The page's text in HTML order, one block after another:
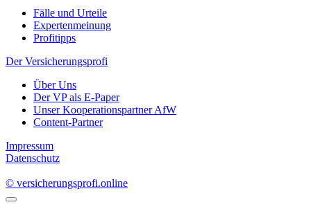
Fälle und Urteile
Expertenmeinung
Profitipps
Der Versicherungsprofi
Über Uns
Der VP als E-Paper
Unser Kooperationspartner AfW
Content-Partner
Impressum
Datenschutz
© versicherungsprofi.online